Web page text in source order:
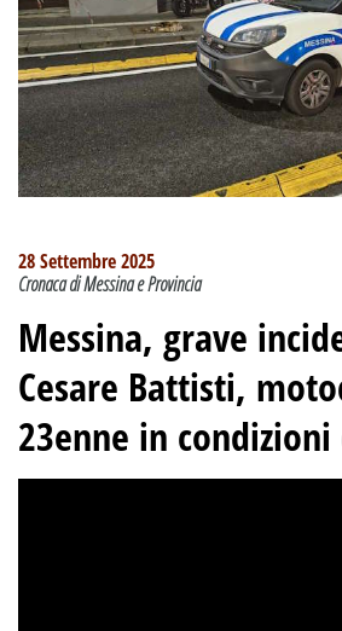
28 Settembre 2025
Cronaca di Messina e Provincia
Messina, grave
Cesare Battisti,
23enne in